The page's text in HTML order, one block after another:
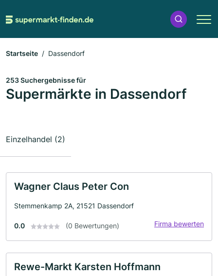
Startseite Dassendorf
253 Suchergebnisse für
Supermärkte in Dassendorf
Einzelhandel (2)
Wagner Claus Peter Con
Stemmenkamp 2A, 21521 Dassendorf
0.0 (0 Bewertungen) Firma bewerten
Rewe-Markt Karsten Hoffmann